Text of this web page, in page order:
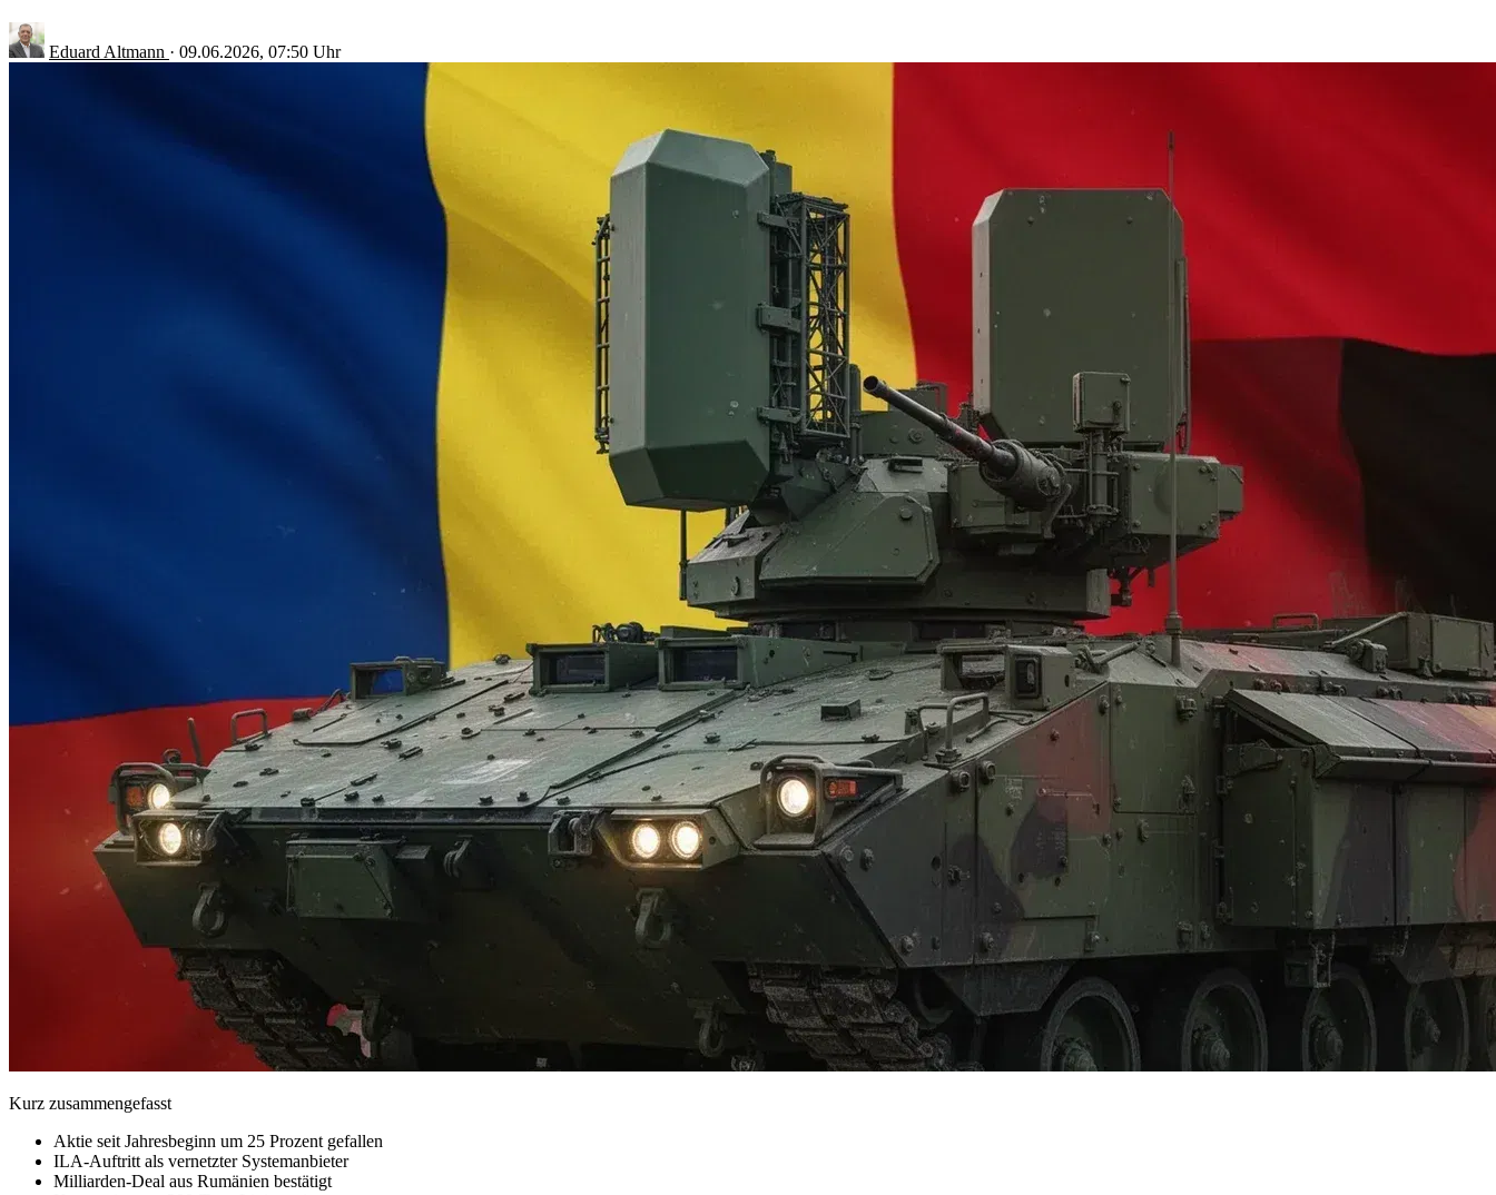
Eduard Altmann · 09.06.2026, 07:50 Uhr
Kurz zusammengefasst
Aktie seit Jahresbeginn um 25 Prozent gefallen
ILA-Auftritt als vernetzter Systemanbieter
Milliarden-Deal aus Rumänien bestätigt